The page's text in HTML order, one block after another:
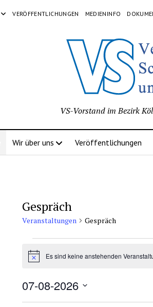
VERÖFFENTLICHUNGEN MEDIENINFO
VS-Vorstand im Bezirk
Wir über uns Veröffentlichungen
Gespräch
Veranstaltungen Gespräch
for
August.
2026
HinweisEs sind keine anstehenden
07-08-2026
Datum